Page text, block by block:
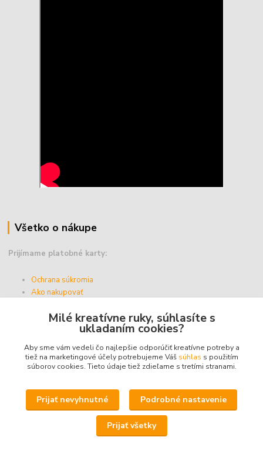
Všetko o nákupe
Prijímame platobné karty:
Ochrana súkromia
Ako nakupovať
Doprava a platba
Obchodné podmienky
Upravit sběr cookies.
© 2025 - ABZ Trio, s.r.o. - kreativneruky.sk, All Rights Reserved.
Icons made byFreepikfromwww.flaticon.com
Milé kreatívne ruky, súhlasíte s
ukladaním cookies?
Aby sme vám vedeli čo najlepšie odporúčiť kreatívne potreby a
tiež na marketingové účely potrebujeme Váš súhlas s použitím
súborov cookies. Tieto údaje tiež zdieľame s tretími stranami.
Prijať nevyhnutné Podrobné nastavenie
Prijať všetky